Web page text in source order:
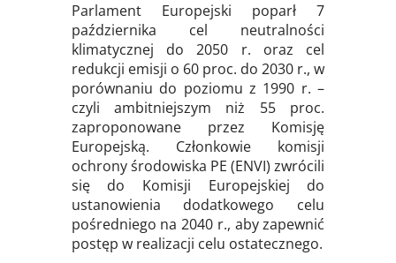
Parlament Europejski poparł 7
października cel neutralności
klimatycznej do 2050 r. oraz cel
redukcji emisji o 60 proc. do 2030 r., w
porównaniu do poziomu z 1990 r. –
czyli ambitniejszym niż 55 proc.
zaproponowane przez Komisję
Europejską. Członkowie komisji
ochrony środowiska PE (ENVI) zwrócili
się do Komisji Europejskiej do
ustanowienia dodatkowego celu
pośredniego na 2040 r., aby zapewnić
postęp w realizacji celu ostatecznego.